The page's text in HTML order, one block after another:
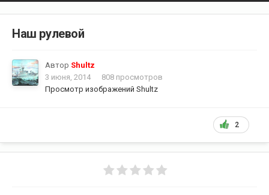
Наш рулевой
Автор Shultz
3 июня, 2014
808 просмотров
Просмотр изображений Shultz
2